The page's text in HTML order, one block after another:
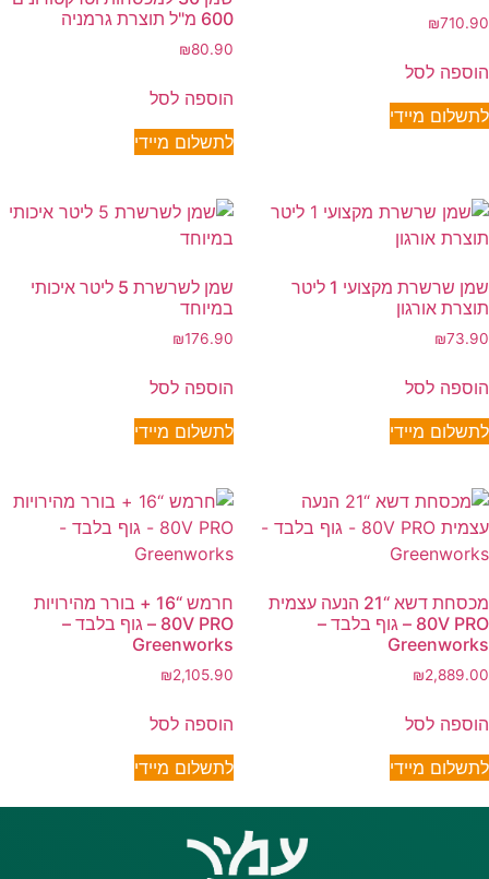
₪710.90
הוספה לסל
לתשלום מיידי
600 מ"ל תוצרת גרמניה
₪80.90
הוספה לסל
לתשלום מיידי
שמן שרשרת מקצועי 1 ליטר
תוצרת אורגון
₪73.90
הוספה לסל
לתשלום מיידי
שמן לשרשרת 5 ליטר איכותי
במיוחד
₪176.90
הוספה לסל
לתשלום מיידי
מכסחת דשא “21 הנעה עצמית
80V PRO – גוף בלבד –
Greenworks
₪2,889.00
הוספה לסל
לתשלום מיידי
חרמש “16 + בורר מהירויות
80V PRO – גוף בלבד –
Greenworks
₪2,105.90
הוספה לסל
לתשלום מיידי